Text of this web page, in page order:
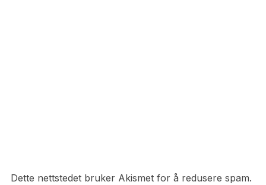
Dette nettstedet bruker Akismet for å redusere spam.